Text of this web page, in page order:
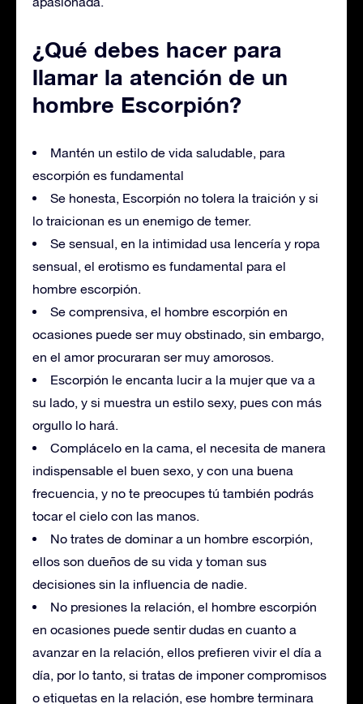
¿Qué debes hacer para
llamar la atención de un
hombre Escorpión?
Mantén un estilo de vida saludable, para
escorpión es fundamental
Se honesta, Escorpión no tolera la traición y si
lo traicionan es un enemigo de temer.
Se sensual, en la intimidad usa lencería y ropa
sensual, el erotismo es fundamental para el
hombre escorpión.
Se comprensiva, el hombre escorpión en
ocasiones puede ser muy obstinado, sin embargo,
en el amor procuraran ser muy amorosos.
Escorpión le encanta lucir a la mujer que va a
su lado, y si muestra un estilo sexy, pues con más
orgullo lo hará.
Complácelo en la cama, el necesita de manera
indispensable el buen sexo, y con una buena
frecuencia, y no te preocupes tú también podrás
tocar el cielo con las manos.
No trates de dominar a un hombre escorpión,
ellos son dueños de su vida y toman sus
decisiones sin la influencia de nadie.
No presiones la relación, el hombre escorpión
en ocasiones puede sentir dudas en cuanto a
avanzar en la relación, ellos prefieren vivir el día a
día, por lo tanto, si tratas de imponer compromisos
o etiquetas en la relación, ese hombre terminara